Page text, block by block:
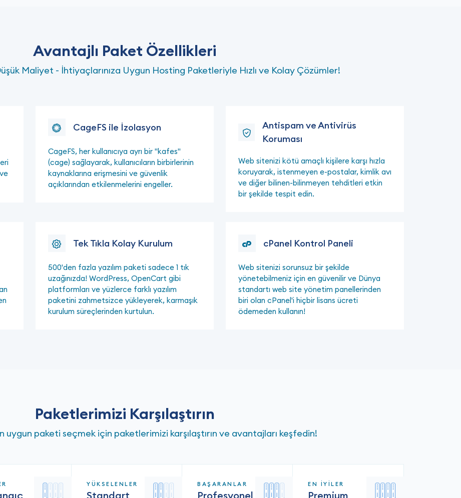
Avantajlı Paket Özellikleri
Maliyet - İhtiyaçlarınıza Uygun Hosting Paketleriyle Hızlı ve Kolay Çözümler!
CageFS ile İzolasyon
CageFS, her kullanıcıya ayrı bir "kafes"
(cage) sağlayarak, kullanıcıların birbirlerinin
kaynaklarına erişmesini ve güvenlik
açıklarından etkilenmelerini engeller.
Antispam ve Antivirüs
Koruması
Web sitenizi kötü amaçlı kişilere karşı hızla
koruyarak, istenmeyen e-postalar, kimlik avı
ve diğer bilinen-bilinmeyen tehditleri etkin
bir şekilde tespit edin.
Tek Tıkla Kolay Kurulum
500'den fazla yazılım paketi sadece 1 tık
uzağınızda! WordPress, OpenCart gibi
platformları ve yüzlerce farklı yazılım
paketini zahmetsizce yükleyerek, karmaşık
kurulum süreçlerinden kurtulun.
cPanel Kontrol Paneli
Web sitenizi sorunsuz bir şekilde
yönetebilmeniz için en güvenilir ve Dünya
standartı web site yönetim panellerinden
biri olan cPanel'i hiçbir lisans ücreti
ödemeden kullanın!
Paketlerimizi Karşılaştırın
uygun paketi seçmek için paketlerimizi karşılaştırın ve avantajları keşfedin!
YÜKSELENLER
Standart
BAŞARANLAR
Profesyonel
EN İYİLER
Premium